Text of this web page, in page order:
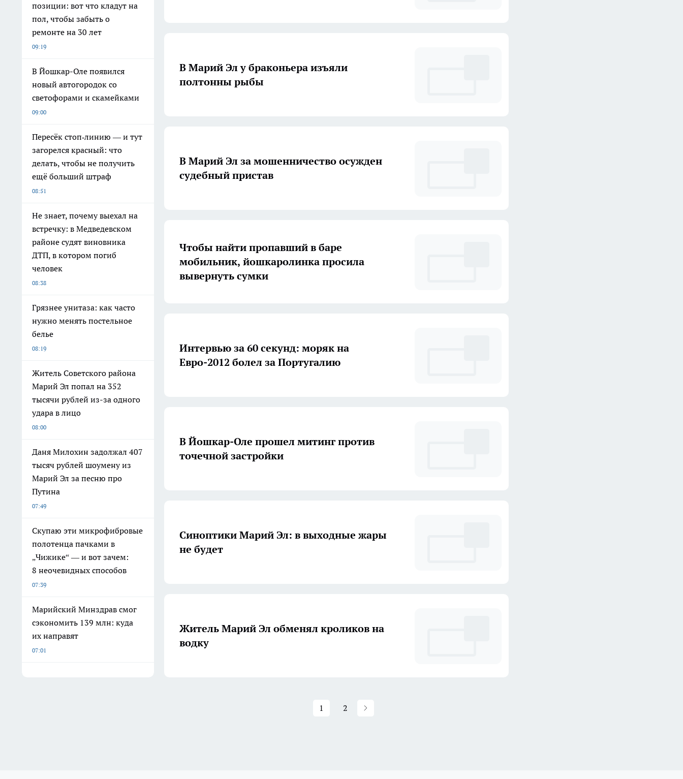
позиции: вот что кладут на
пол, чтобы забыть о
ремонте на 30 лет
09:19
В Йошкар-Оле появился
новый автогородок со
светофорами и скамейками
09:00
Пересёк стоп‑линию — и тут
загорелся красный: что
делать, чтобы не получить
ещё больший штраф
08:51
Не знает, почему выехал на
встречку: в Медведевском
районе судят виновника
ДТП, в котором погиб
человек
08:38
Грязнее унитаза: как часто
нужно менять постельное
белье
08:19
Житель Советского района
Марий Эл попал на 352
тысячи рублей из-за одного
удара в лицо
08:00
Даня Милохин задолжал 407
тысяч рублей шоумену из
Марий Эл за песню про
Путина
07:49
Скупаю эти микрофибровые
полотенца пачками в
„Чижике“ — и вот зачем:
8 неочевидных способов
07:39
Марийский Минздрав смог
сэкономить 139 млн: куда
их направят
07:01
В Марий Эл у браконьера изъяли
полтонны рыбы
В Марий Эл за мошенничество осужден
судебный пристав
Чтобы найти пропавший в баре
мобильник, йошкаролинка просила
вывернуть сумки
Интервью за 60 секунд: моряк на
Евро-2012 болел за Португалию
В Йошкар-Оле прошел митинг против
точечной застройки
Синоптики Марий Эл: в выходные жары
не будет
Житель Марий Эл обменял кроликов на
водку
1 2